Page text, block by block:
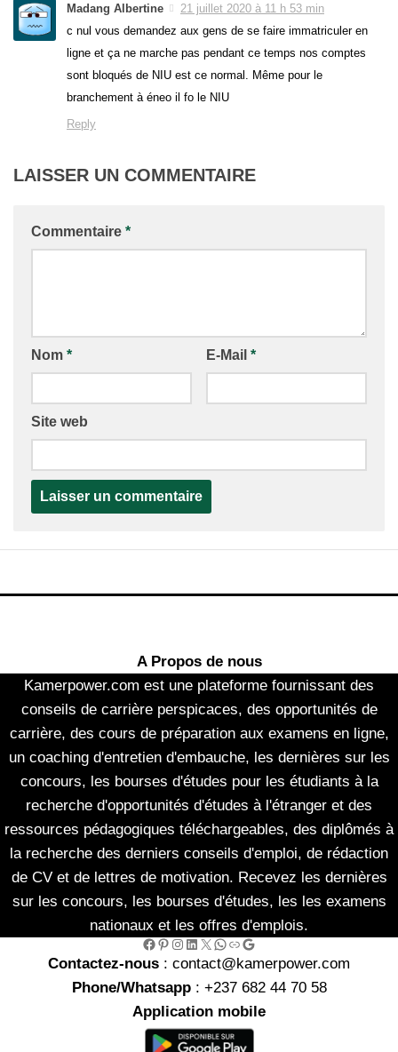
Madang Albertine
21 juillet 2020 à 11 h 53 min
c nul vous demandez aux gens de se faire immatriculer en
ligne et ça ne marche pas pendant ce temps nos comptes
sont bloqués de NIU est ce normal. Même pour le
branchement à éneo il fo le NIU
Reply
LAISSER UN COMMENTAIRE
Commentaire *
Nom * E-Mail *
Site web
A Propos de nous
Kamerpower.com est une plateforme fournissant des
conseils de carrière perspicaces, des opportunités de
carrière, des cours de préparation aux examens en ligne,
un coaching d'entretien d'embauche, les dernières sur les
concours, les bourses d'études pour les étudiants à la
recherche d'opportunités d'études à l'étranger et des
ressources pédagogiques téléchargeables, des diplômés à
la recherche des derniers conseils d'emploi, de rédaction
de CV et de lettres de motivation. Recevez les dernières
sur les concours, les bourses d'études, les les examens
nationaux et les offres d'emplois.
Facebook Pinterest InstagramLinkedIn X WhatsApp Link Google
Contactez-nous : contact@kamerpower.com
Phone/Whatsapp: +237 682 44 70 58
Application mobile